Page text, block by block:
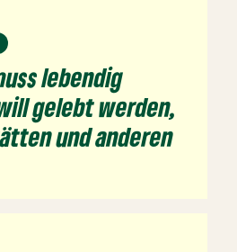
lebendig
gelebt werden,
und anderen